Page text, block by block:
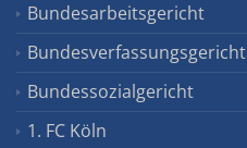
Bundesarbeitsgericht
Bundesverfassungsgericht
Bundessozialgericht
1. FC Köln